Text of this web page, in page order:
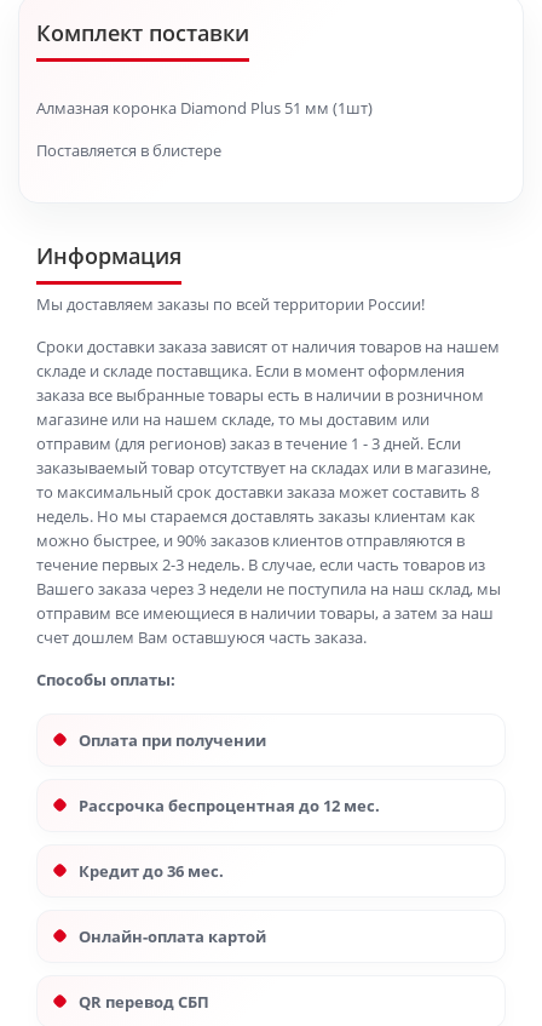
Комплект поставки
Алмазная коронка Diamond Plus 51 мм (1шт)
Поставляется в блистере
Информация
Мы доставляем заказы по всей территории России!
Сроки доставки заказа зависят от наличия товаров на нашем
складе и складе поставщика. Если в момент оформления
заказа все выбранные товары есть в наличии в розничном
магазине или на нашем складе, то мы доставим или
отправим (для регионов) заказ в течение 1 - 3 дней. Если
заказываемый товар отсутствует на складах или в магазине,
то максимальный срок доставки заказа может составить 8
недель. Но мы стараемся доставлять заказы клиентам как
можно быстрее, и 90% заказов клиентов отправляются в
течение первых 2-3 недель. В случае, если часть товаров из
Вашего заказа через 3 недели не поступила на наш склад, мы
отправим все имеющиеся в наличии товары, а затем за наш
счет дошлем Вам оставшуюся часть заказа.
Способы оплаты:
Оплата при получении
Рассрочка беспроцентная до 12 мес.
Кредит до 36 мес.
Онлайн-оплата картой
QR перевод СБП